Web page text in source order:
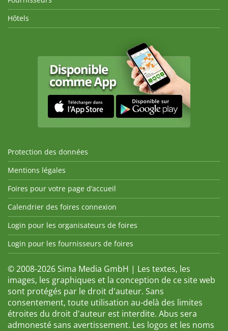
Hôtels
Protection des données
Mentions légales
Foires pour votre page d’accueil
Calendrier des foires connexion
Login pour les organisateurs de foires
Login pour les fournisseurs de foires
© 2008-2026 Sima Media GmbH | Les textes, les
images, les graphiques et la conception de ce site web
sont protégés par le droit d'auteur. Sans
consentement, toute utilisation au-delà des limites
étroites du droit d'auteur est interdite. Abus sera
admonesté sans avertissement. Les logos et les noms